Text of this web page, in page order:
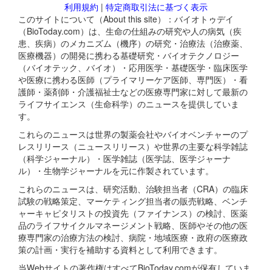
利用規約 | 特定商取引法に基づく表示
このサイトについて（About this site）：バイオトゥデイ
（BioToday.com）は、生命の仕組みの研究や人の病気（疾
患、疾病）のメカニズム（機序）の研究・治療法（治療薬、
医療機器）の開発に携わる基礎研究・バイオテクノロジー
（バイオテック、バイオ）・応用医学・基礎医学・臨床医学
や医療に携わる医師（プライマリーケア医師、専門医）・看
護師・薬剤師・介護福祉士などの医療専門家に対して最新の
ライフサイエンス（生命科学）のニュースを提供していま
す。
これらのニュースは世界の製薬会社やバイオベンチャーのプ
レスリリース（ニュースリリース）や世界の主要な科学雑誌
（科学ジャーナル）・医学雑誌（医学誌、医学ジャーナ
ル）・生物学ジャーナルを元に作製されています。
これらのニュースは、研究活動、治験担当者（CRA）の臨床
試験の戦略策定、マーケティング担当者の販売戦略、ベンチ
ャーキャピタリストの投資先（ファイナンス）の検討、医薬
品のライフサイクルマネージメント戦略、医師やその他の医
療専門家の治療方法の検討、病院・地域医療・政府の医療政
策の計画・実行を補助する資料として利用できます。